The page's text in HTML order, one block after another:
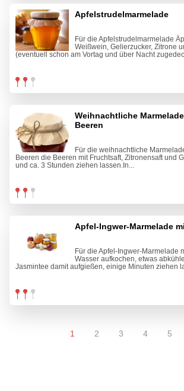
Apfelstrudelmarmelade
Für die Apfelstrudelmarmelade
Weißwein, Gelierzucker, Zitrone
(eventuell schon am Vortag und über Nacht
Weihnachtliche
Beeren
Für die weihnachtliche
Beeren die Beeren mit Fruchtsaft, Zitronensaft und
und ca. 3 Stunden ziehen lassen.In...
Apfel-Ingwer-Marmelade
Für die Apfel-Ingwer-Marmelade
Wasser aufkochen, etwas
Jasmintee damit aufgießen, einige Minuten ziehen
1 2 3 4 5